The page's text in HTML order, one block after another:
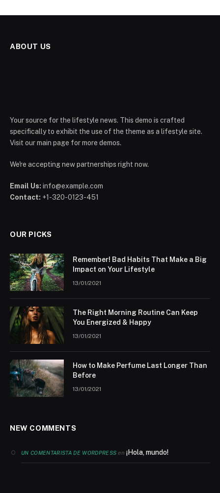
ABOUT US
Your source for the lifestyle news. This demo is crafted
specifically to exhibit the use of the theme as a lifestyle site.
Visit our main page for more demos.
We're accepting new partnerships right now.
Email Us: info@example.com
Contact: +1-320-0123-451
OUR PICKS
Remember! Bad Habits That Make a Big
Impact on Your Lifestyle
13/01/2021
The Right Morning Routine Can Keep
You Energized & Happy
13/01/2021
How to Make Perfume Last Longer Than
Before
13/01/2021
NEW COMMENTS
UN COMENTARISTA DE WORDPRESS en¡Hola, mundo!